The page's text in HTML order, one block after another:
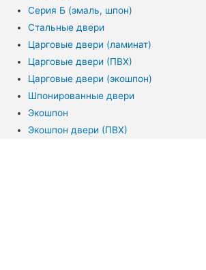
Серия Б (эмаль, шпон)
Стальные двери
Царговые двери (ламинат)
Царговые двери (ПВХ)
Царговые двери (экошпон)
Шпонированные двери
Экошпон
Экошпон двери (ПВХ)